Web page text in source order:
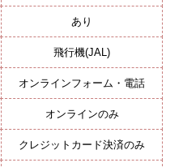
あり
飛行機(JAL)
オンラインフォーム・電話
オンラインのみ
クレジットカード決済のみ